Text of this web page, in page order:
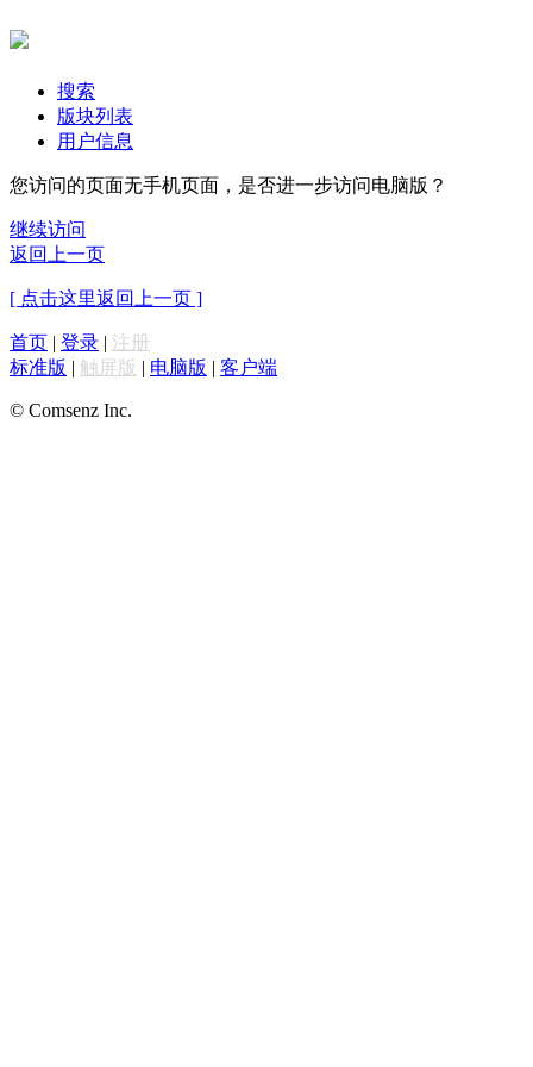
搜索
版块列表
用户信息
您访问的页面无手机页面，是否进一步访问电脑版？
继续访问
返回上一页
[ 点击这里返回上一页 ]
首页 | 登录 | 注册
标准版 | 触屏版 | 电脑版 | 客户端
© Comsenz Inc.